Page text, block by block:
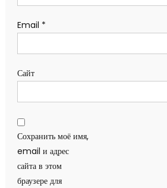
Email *
Сайт
Сохранить моё имя,
email и адрес
сайта в этом
браузере для